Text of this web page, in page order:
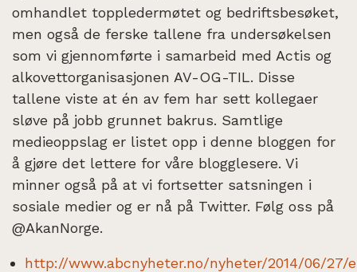
omhandlet toppledermøtet og bedriftsbesøket,
men også de ferske tallene fra undersøkelsen
som vi gjennomførte i samarbeid med Actis og
alkovettorganisasjonen AV-OG-TIL. Disse
tallene viste at én av fem har sett kollegaer
sløve på jobb grunnet bakrus. Samtlige
medieoppslag er listet opp i denne bloggen for
å gjøre det lettere for våre blogglesere. Vi
minner også på at vi fortsetter satsningen i
sosiale medier og er nå på Twitter. Følg oss på
@AkanNorge.
http://www.abcnyheter.no/nyheter/2014/06/27/